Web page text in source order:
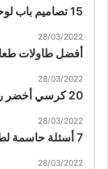
15 تصاميم باب لوحة خشبية
28/03/2022
أفضل طاولات
28/03/2022
20 كرسي أخضر رائع في غرفة النوم
28/03/2022
7 أسئلة حاسمة لطرحها على نفسك قبل شراء منزل قديم
28/03/2022